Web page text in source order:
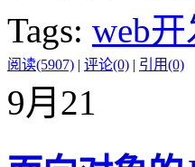
Tags: web开
阅读(5907) | 评论(0) | 引用(0)
9月 21